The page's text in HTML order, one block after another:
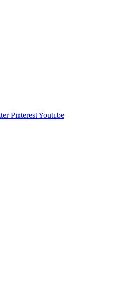
PinterestYoutube